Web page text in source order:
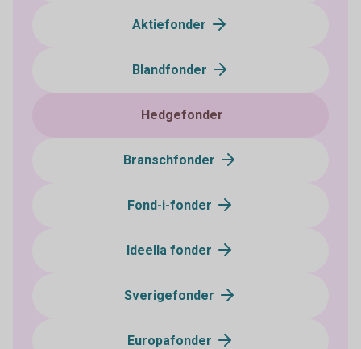
Aktiefonder
Blandfonder
Hedgefonder
Branschfonder
Fond-i-fonder
Ideella fonder
Sverigefonder
Europafonder